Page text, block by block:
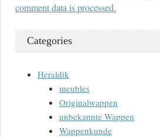
comment data is processed.
Categories
Heraldik
meubles
Originalwappen
unbekannte Wappen
Wappenkunde